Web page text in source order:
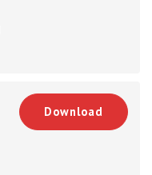
Download